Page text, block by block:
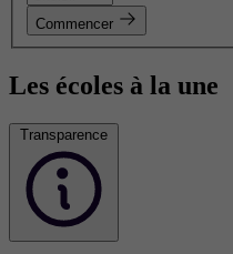
Commencer
Les écoles à la une
Transparence